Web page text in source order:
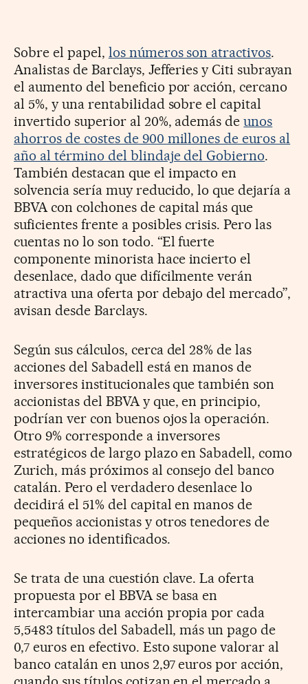
Sobre el papel, los números son atractivos.
Analistas de Barclays, Jefferies y Citi subrayan
el aumento del beneficio por acción, cercano
al 5%, y una rentabilidad sobre el capital
invertido superior al 20%, además deunos
ahorros de costes de 900 millones de euros al
año al término del blindaje del Gobierno.
También destacan que el impacto en
solvencia sería muy reducido, lo que dejaría a
BBVA con colchones de capital más que
suficientes frente a posibles crisis. Pero las
cuentas no lo son todo. “El fuerte
componente minorista hace incierto el
desenlace, dado que difícilmente verán
atractiva una oferta por debajo del mercado”,
avisan desde Barclays.
Según sus cálculos, cerca del 28% de las
acciones del Sabadell está en manos de
inversores institucionales que también son
accionistas del BBVA y que, en principio,
podrían ver con buenos ojos la operación.
Otro 9% corresponde a inversores
estratégicos de largo plazo en Sabadell, como
Zurich, más próximos al consejo del banco
catalán. Pero el verdadero desenlace lo
decidirá el 51% del capital en manos de
pequeños accionistas y otros tenedores de
acciones no identificados.
Se trata de una cuestión clave. La oferta
propuesta por el BBVA se basa en
intercambiar una acción propia por cada
5,5483 títulos del Sabadell, más un pago de
0,7 euros en efectivo. Esto supone valorar al
banco catalán en unos 2,97 euros por acción,